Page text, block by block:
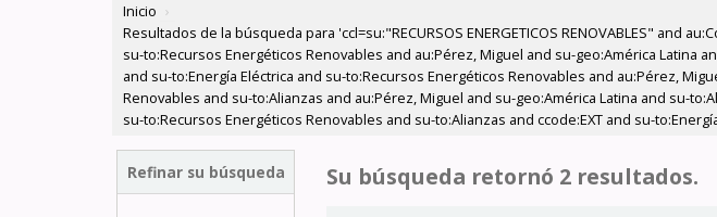
Inicio ›
Resultados de la búsqueda para 'ccl=su:"RECURSOS ENERGETICOS RENOVABLES" and
su-to:Recursos Energéticos Renovables and au:Pérez, Miguel and su-geo:América Latina
and su-to:Energía Eléctrica and su-to:Recursos Energéticos Renovables and au:Pérez,
Renovables and su-to:Alianzas and au:Pérez, Miguel and su-geo:América Latina and su-
su-to:Recursos Energéticos Renovables and su-to:Alianzas and ccode:EXT and su-
Refinar su búsqueda Su búsqueda retornó 2 resultados.